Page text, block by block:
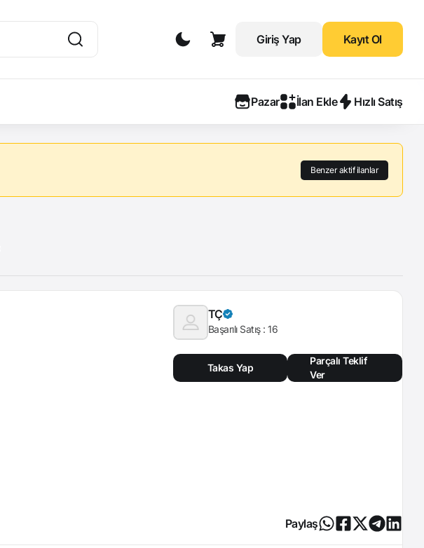
Giriş Yap Kayıt Ol
Pazar İlan Ekle Hızlı Satış
Benzer aktif ilanlar
TÇ
Başarılı Satış :16
Takas Yap
Parçalı Teklif
Ver
Paylaş